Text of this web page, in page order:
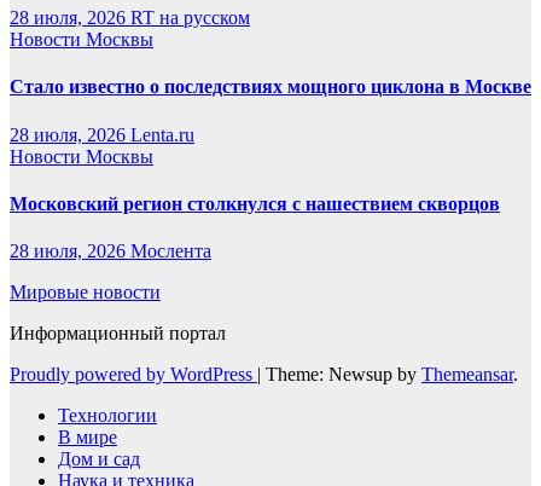
28 июля, 2026 RT на русском
Новости Москвы
Стало известно о последствиях мощного циклона в Москве
28 июля, 2026 Lenta.ru
Новости Москвы
Московский регион столкнулся с нашествием скворцов
28 июля, 2026 Мослента
Мировые новости
Информационный портал
Proudly powered by WordPress | Theme: Newsup by Themeansar.
Технологии
В мире
Дом и сад
Наука и техника